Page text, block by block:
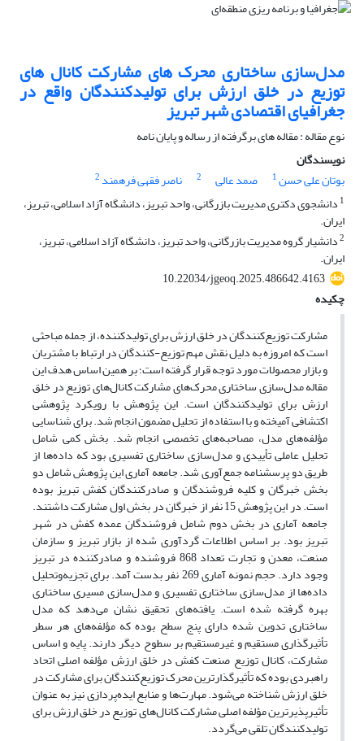
مدل‌سازی ساختاری محرک های مشارکت کانال های
توزیع در خلق ارزش برای تولیدکنندگان واقع در
جغرافیای اقتصادی شهر تبریز
نوع مقاله : مقاله های برگرفته از رساله و پایان نامه
نویسندگان
بوتان علی حسن1 صمد عالی 2 ناصر فقهی فرهمند 2
1 دانشجوی دکتری مدیریت بازرگانی، واحد تبریز، دانشگاه آزاد اسلامی، تبریز،
ایران.
2دانشیار گروه مدیریت بازرگانی، واحد تبریز، دانشگاه آزاد اسلامی، تبریز،
ایران.
10.22034/jgeoq.2025.486642.4163
چکیده
مشارکت توزیع‌کنندگان در خلق ارزش برای تولیدکننده، از جمله مباحثی
است که امروزه به دلیل نقش مهم توزیع-کنندگان در ارتباط با مشتریان
و بازار محصولات مورد توجه قرار گرفته است؛ بر همین اساس هدف این
مقاله مدل‌سازی ساختاری محرک‌های مشارکت کانال‌های توزیع در خلق
ارزش برای تولیدکنندگان است. این پژوهش با رویکرد پژوهشی
اکتشافی آمیخته و با استفاده از تحلیل مضمون انجام شد. برای شناسایی
مؤلفه‌های مدل، مصاحبه‌های تخصصی انجام شد. بخش کمی شامل
تحلیل عاملی تأییدی و مدل‌سازی ساختاری تفسیری بود که داده‌ها از
طریق دو پرسشنامه جمع‌آوری شد. جامعه آماری این پژوهش شامل دو
بخش خبرگان و کلیه فروشندگان و صادرکنندگان کفش تبریز بوده
است. در این پژوهش 15 نفر از خبرگان در بخش اول مشارکت داشتند.
جامعه آماری در بخش دوم شامل فروشندگان عمده کفش در شهر
تبریز بود. بر اساس اطلاعات گردآوری شده از بازار تبریز و سازمان
صنعت، معدن و تجارت تعداد 868 فروشنده و صادرکننده در تبریز
وجود دارد. حجم نمونه آماری 269 نفر بدست آمد. برای تجزیه‌وتحلیل
داده‌ها از مدل‌سازی ساختاری تفسیری و مدل‌سازی مسیری ساختاری
بهره گرفته شده است. یافته‌های تحقیق نشان می‌دهد که مدل
ساختاری تدوین شده دارای پنج سطح بوده که مؤلفه‌های هر سطر
تأثیرگذاری مستقیم و غیرمستقیم بر سطوح دیگر دارند. پایه و اساس
مشارکت، کانال‌ توزیع صنعت کفش در خلق ارزش مؤلفه اصلی اتحاد
راهبردی بوده که تأثیرگذارترین محرک توزیع‌کنندگان برای مشارکت در
خلق ارزش شناخته می‌شود. مهارت‌ها و منابع ‌ایده‌پردازی نیز به عنوان
تأثیرپذیرترین مؤلفه اصلی مشارکت کانال‌های توزیع در خلق ارزش برای
تولیدکنندگان تلقی می‌گردد.